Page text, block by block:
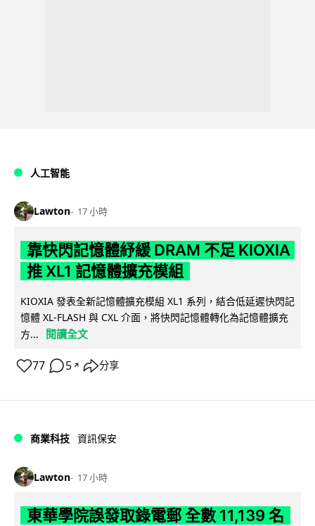
人工智能
Lawton 17 小時
靠快閃記憶體紓緩 DRAM 不足 KIOXIA
推 XL1 記憶體擴充模組
KIOXIA 發表全新記憶體擴充模組 XL1 系列，結合低延遲快閃記
憶體 XL-FLASH 與 CXL 介面，將快閃記憶體轉化為記憶體擴充
方...
閱讀全文
77 5 ↗ 分享
商業科技 資訊保安
Lawton 17 小時
東華學院誤發取錄電郵 全數 11,139 名